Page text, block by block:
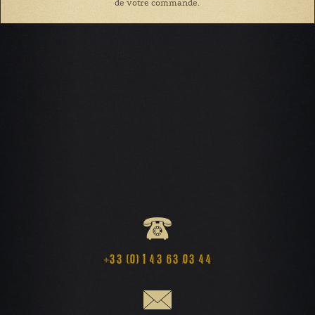
de votre commande.
+33 (0) 1 43 63 03 44